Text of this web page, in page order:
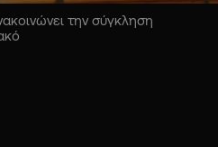
την σύγκληση